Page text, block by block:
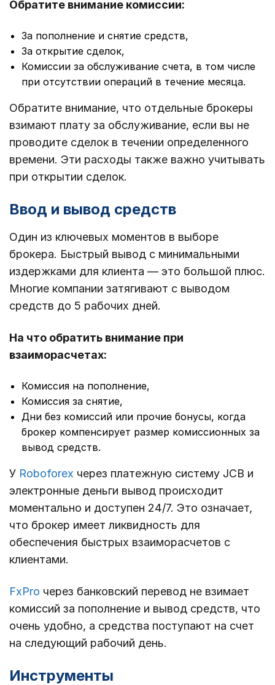
Обратите внимание комиссии:
За пополнение и снятие средств,
За открытие сделок,
Комиссии за обслуживание счета, в том числе
при отсутствии операций в течение месяца.
Обратите внимание, что отдельные брокеры
взимают плату за обслуживание, если вы не
проводите сделок в течении определенного
времени. Эти расходы также важно учитывать
при открытии сделок.
Ввод и вывод средств
Один из ключевых моментов в выборе
брокера. Быстрый вывод с минимальными
издержками для клиента — это большой плюс.
Многие компании затягивают с выводом
средств до 5 рабочих дней.
На что обратить внимание при
взаиморасчетах:
Комиссия на пополнение,
Комиссия за снятие,
Дни без комиссий или прочие бонусы, когда
брокер компенсирует размер комиссионных за
вывод средств.
У Roboforex через платежную систему JCB и
электронные деньги вывод происходит
моментально и доступен 24/7. Это означает,
что брокер имеет ликвидность для
обеспечения быстрых взаиморасчетов с
клиентами.
FxPro через банковский перевод не взимает
комиссий за пополнение и вывод средств, что
очень удобно, а средства поступают на счет
на следующий рабочий день.
Инструменты